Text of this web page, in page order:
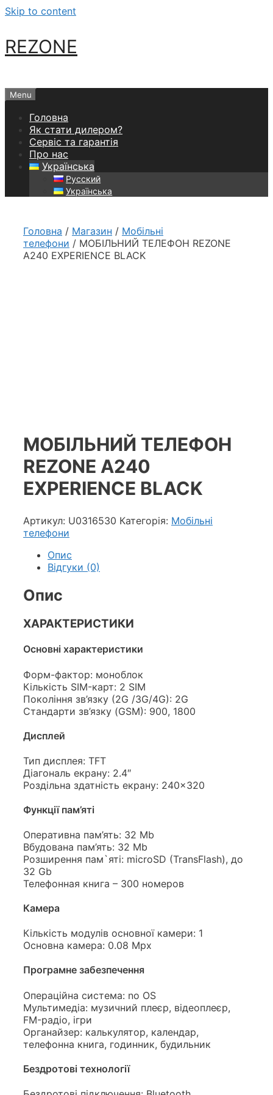
Skip to content
REZONE
Menu
Головна
Як стати дилером?
Сервіс та гарантія
Про нас
Українська
Русский
Українська
Головна / Магазин / Мобільні
телефони / МОБІЛЬНИЙ ТЕЛЕФОН REZONE
A240 EXPERIENCE BLACK
МОБІЛЬНИЙ ТЕЛЕФОН
REZONE A240
EXPERIENCE BLACK
Артикул: U0316530 Категорія: Мобільні
телефони
Опис
Відгуки (0)
Опис
ХАРАКТЕРИСТИКИ
Основні характеристики
Форм-фактор: моноблок
Кількість SIM-карт: 2 SIM
Покоління зв’язку (2G /3G/4G): 2G
Стандарти зв’язку (GSM): 900, 1800
Дисплей
Тип дисплея: TFT
Діагональ екрану: 2.4″
Роздільна здатність екрану: 240×320
Функції пам’яті
Оперативна пам’ять: 32 Mb
Вбудована пам’ять: 32 Mb
Розширення пам`яті: microSD (TransFlash), до
32 Gb
Телефонная книга – 300 номеров
Камера
Кількість модулів основної камери: 1
Основна камера: 0.08 Mpx
Програмне забезпечення
Операційна система: no OS
Мультимедіа: музичний плеєр, відеоплеєр,
FM-радіо, ігри
Органайзер: калькулятор, календар,
телефонна книга, годинник, будильник
Бездротові технології